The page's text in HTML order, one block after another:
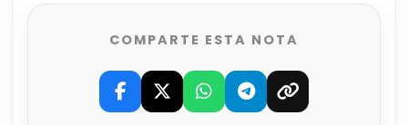
COMPARTE ESTA NOTA